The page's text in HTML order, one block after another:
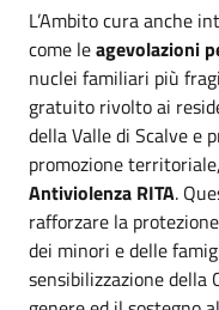
L’Ambito cura anche
come leagevolazioni
nuclei familiari più
gratuito rivolto ai
della Valle di Scalve e
promozione
Antiviolenza RITA.
rafforzare la
dei minori e delle
sensibilizzazione della